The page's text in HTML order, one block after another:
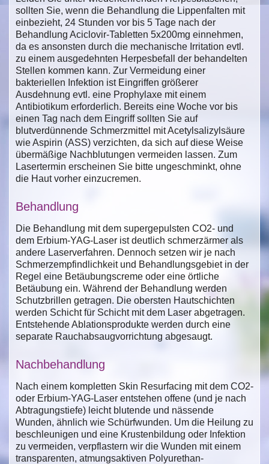
sollten Sie, wenn die Behandlung die Lippenfalten mit
einbezieht, 24 Stunden vor bis 5 Tage nach der
Behandlung Aciclovir-Tabletten 5x200mg einnehmen,
da es ansonsten durch die mechanische Irritation evtl.
zu einem ausgedehnten Herpesbefall der behandelten
Stellen kommen kann. Zur Vermeidung einer
bakteriellen Infektion ist Eingriffen größerer
Ausdehnung evtl. eine Prophylaxe mit einem
Antibiotikum erforderlich. Bereits eine Woche vor bis
einen Tag nach dem Eingriff sollten Sie auf
blutverdünnende Schmerzmittel mit Acetylsalizylsäure
wie Aspirin (ASS) verzichten, da sich auf diese Weise
übermäßige Nachblutungen vermeiden lassen. Zum
Lasertermin erscheinen Sie bitte ungeschminkt, ohne
die Haut vorher einzucremen.
Behandlung
Die Behandlung mit dem supergepulsten CO2- und
dem Erbium-YAG-Laser ist deutlich schmerzärmer als
andere Laserverfahren. Dennoch setzen wir je nach
Schmerzempfindlichkeit und Behandlungsgebiet in der
Regel eine Betäubungscreme oder eine örtliche
Betäubung ein. Während der Behandlung werden
Schutzbrillen getragen. Die obersten Hautschichten
werden Schicht für Schicht mit dem Laser abgetragen.
Entstehende Ablationsprodukte werden durch eine
separate Rauchabsaugvorrichtung abgesaugt.
Nachbehandlung
Nach einem kompletten Skin Resurfacing mit dem CO2-
oder Erbium-YAG-Laser entstehen offene (und je nach
Abtragungstiefe) leicht blutende und nässende
Wunden, ähnlich wie Schürfwunden. Um die Heilung zu
beschleunigen und eine Krustenbildung oder Infektion
zu vermeiden, verpflastern wir die Wunden mit einem
transparenten, atmungsaktiven Polyurethan-